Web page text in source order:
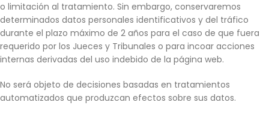
o limitación al tratamiento. Sin embargo, conservaremos
determinados datos personales identificativos y del tráfico
durante el plazo máximo de 2 años para el caso de que fuera
requerido por los Jueces y Tribunales o para incoar acciones
internas derivadas del uso indebido de la página web.
No será objeto de decisiones basadas en tratamientos
automatizados que produzcan efectos sobre sus datos.